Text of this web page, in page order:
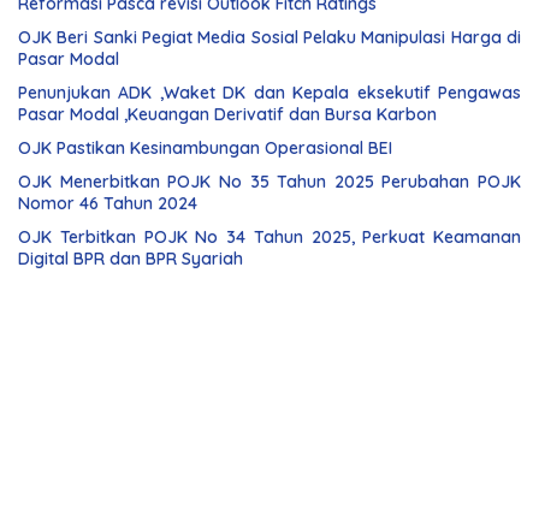
OJK Beri Sanki Pegiat Media Sosial Pelaku Manipulasi Harga di
Pasar Modal
Penunjukan ADK ,Waket DK dan Kepala eksekutif Pengawas
Pasar Modal ,Keuangan Derivatif dan Bursa Karbon
OJK Pastikan Kesinambungan Operasional BEI
OJK Menerbitkan POJK No 35 Tahun 2025 Perubahan POJK
Nomor 46 Tahun 2024
OJK Terbitkan POJK No 34 Tahun 2025, Perkuat Keamanan
Digital BPR dan BPR Syariah